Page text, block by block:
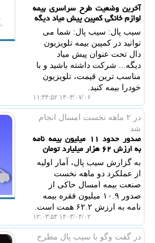
آخرین وضعیت طرح سراسری بیمه
لوازم خانگی کمپین پیش میاد دیگه
سیب پال: سیب پال: شما می
توانید در کمپین بیمه تلویزیون
دال تحت عنوان پیش میاد
دیگه... شرکت داشته باشید و با
مناسب ترین قیمت، تلویزیون
خودرا بیمه کنید.
۱۴۰۳/۰۷/۰۶ ۱۱:۴۴:۵۲
در ۲ ماهه نخست امسال انجام
شد
صدور حدود ۱۱ میلیون بیمه نامه
به ارزش ۶۲ هزار میلیارد تومان
به گزارش سیب پال، آمار اولیه
از عملکرد دو ماهه نخست
صنعت بیمه امسال حاکی از
صدور ۱۰.۹ میلیون فقره بیمه
نامه به ارزش ۶۲.۲ همت است.
۱۴۰۳/۰۴/۰۲ ۱۲:۰۳:۵۴
در گفت وگو با سیب پال مطرح